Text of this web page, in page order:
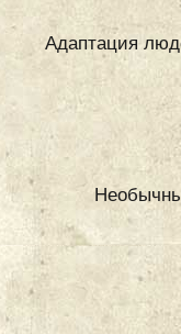
Адаптация